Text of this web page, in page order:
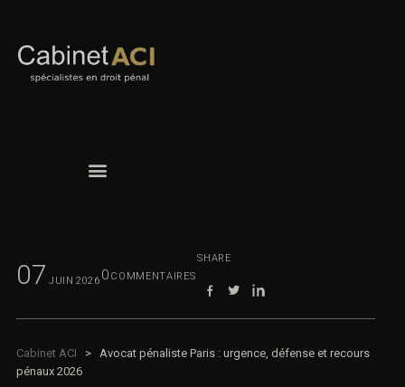
07 JUIN 2026 0 COMMENTAIRES
SHARE
Cabinet ACI > Avocat pénaliste Paris : urgence, défense et recours
pénaux 2026